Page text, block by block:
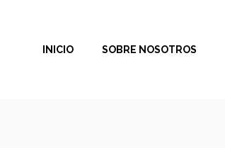
contenidoINICIO SOBRE NOSOTROS